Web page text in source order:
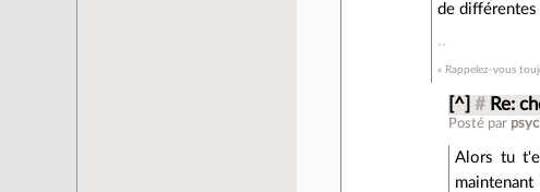
de différentes
« Rappelez-vous
[^] # Re:
Posté par
Alors tu